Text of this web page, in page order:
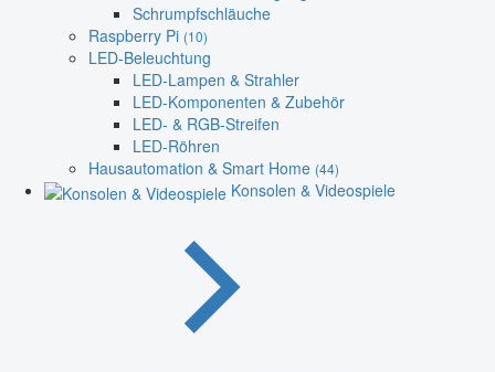
Schrumpfschläuche
Raspberry Pi (10)
LED-Beleuchtung
LED-Lampen & Strahler
LED-Komponenten & Zubehör
LED- & RGB-Streifen
LED-Röhren
Hausautomation & Smart Home (44)
Konsolen & Videospiele